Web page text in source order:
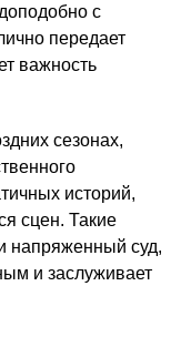
с
передает
важность
сезонах,
историй,
сцен. Такие
напряженный суд,
и заслуживает